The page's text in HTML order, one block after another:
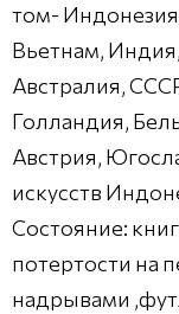
том-
Вьетнам,
Австралия,
Голландия,
Австрия,
искусств
Состояние:
потертости на
надрывами